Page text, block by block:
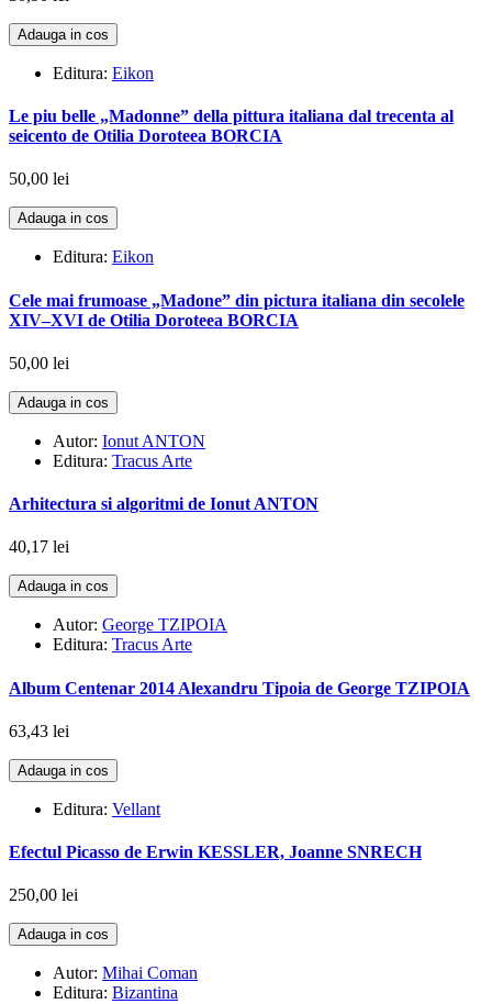
Adauga in cos
Editura: Eikon
Le piu belle „Madonne” della pittura italiana dal trecenta al
seicento de Otilia Doroteea BORCIA
50,00 lei
Adauga in cos
Editura: Eikon
Cele mai frumoase „Madone” din pictura italiana din secolele
XIV–XVI de Otilia Doroteea BORCIA
50,00 lei
Adauga in cos
Autor: Ionut ANTON
Editura: Tracus Arte
Arhitectura si algoritmi de Ionut ANTON
40,17 lei
Adauga in cos
Autor: George TZIPOIA
Editura: Tracus Arte
Album Centenar 2014 Alexandru Tipoia de George TZIPOIA
63,43 lei
Adauga in cos
Editura: Vellant
Efectul Picasso de Erwin KESSLER, Joanne SNRECH
250,00 lei
Adauga in cos
Autor: Mihai Coman
Editura: Bizantina